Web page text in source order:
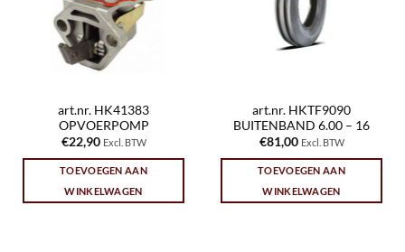
art.nr. HK41383
OPVOERPOMP
€22,90 Excl. BTW
TOEVOEGEN AAN
WINKELWAGEN
art.nr. HKTF9090
BUITENBAND 6.00 – 16
€81,00 Excl. BTW
TOEVOEGEN AAN
WINKELWAGEN